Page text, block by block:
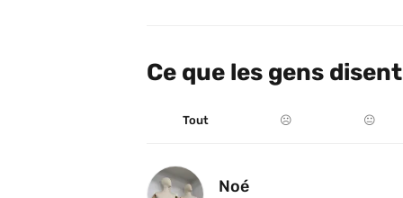
Ce que les gens disent
Tout ☹️ 😐
Noé